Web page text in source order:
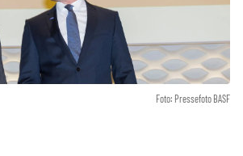
Foto: Pressefoto BASF